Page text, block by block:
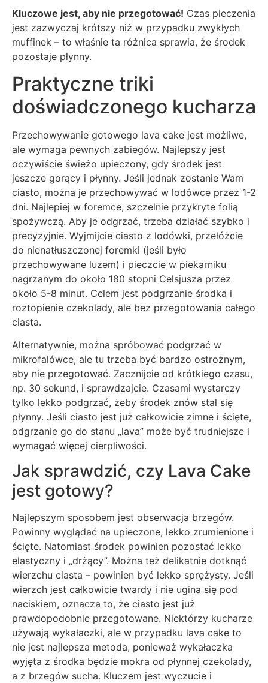
Kluczowe jest, aby nie przegotować! Czas pieczenia
jest zazwyczaj krótszy niż w przypadku zwykłych
muffinek – to właśnie ta różnica sprawia, że środek
pozostaje płynny.
Praktyczne triki
doświadczonego kucharza
Przechowywanie gotowego lava cake jest możliwe,
ale wymaga pewnych zabiegów. Najlepszy jest
oczywiście świeżo upieczony, gdy środek jest
jeszcze gorący i płynny. Jeśli jednak zostanie Wam
ciasto, można je przechowywać w lodówce przez 1-2
dni. Najlepiej w foremce, szczelnie przykryte folią
spożywczą. Aby je odgrzać, trzeba działać szybko i
precyzyjnie. Wyjmijcie ciasto z lodówki, przełóżcie
do nienatłuszczonej foremki (jeśli było
przechowywane luzem) i pieczcie w piekarniku
nagrzanym do około 180 stopni Celsjusza przez
około 5-8 minut. Celem jest podgrzanie środka i
roztopienie czekolady, ale bez przegotowania całego
ciasta.
Alternatywnie, można spróbować podgrzać w
mikrofalówce, ale tu trzeba być bardzo ostrożnym,
aby nie przegotować. Zacznijcie od krótkiego czasu,
np. 30 sekund, i sprawdzajcie. Czasami wystarczy
tylko lekko podgrzać, żeby środek znów stał się
płynny. Jeśli ciasto jest już całkowicie zimne i ścięte,
odgrzanie go do stanu „lava” może być trudniejsze i
wymagać więcej cierpliwości.
Jak sprawdzić, czy Lava Cake
jest gotowy?
Najlepszym sposobem jest obserwacja brzegów.
Powinny wyglądać na upieczone, lekko zrumienione i
ścięte. Natomiast środek powinien pozostać lekko
elastyczny i „drżący”. Można też delikatnie dotknąć
wierzchu ciasta – powinien być lekko sprężysty. Jeśli
wierzch jest całkowicie twardy i nie ugina się pod
naciskiem, oznacza to, że ciasto jest już
prawdopodobnie przegotowane. Niektórzy kucharze
używają wykałaczki, ale w przypadku lava cake to
nie jest najlepsza metoda, ponieważ wykałaczka
wyjęta z środka będzie mokra od płynnej czekolady,
a z brzegów sucha. Kluczem jest wyczucie i